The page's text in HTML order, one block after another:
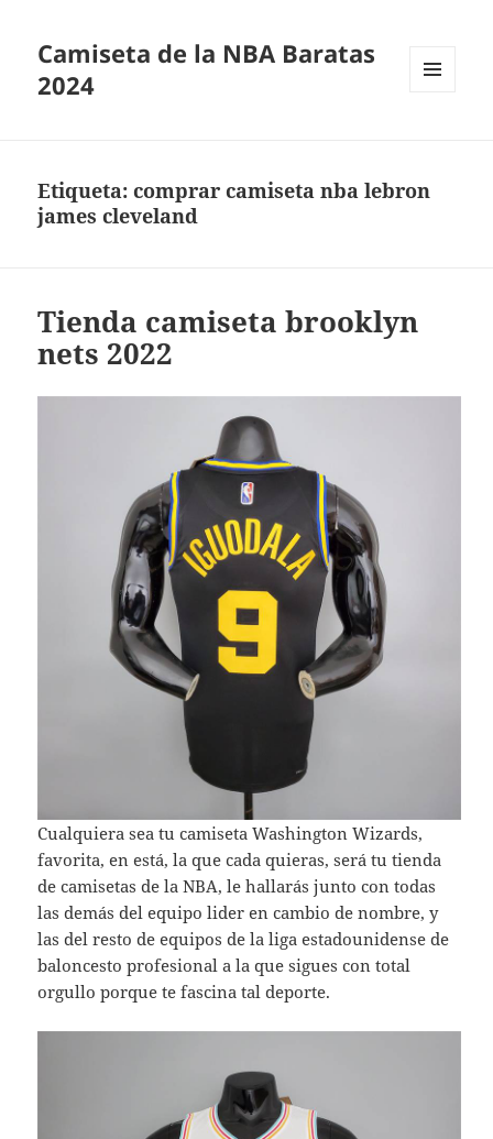
Camiseta de la NBA Baratas
2024
Etiqueta:comprar camiseta nba lebron
james cleveland
Tienda camiseta brooklyn
nets 2022
Cualquiera sea tu camiseta Washington Wizards,
favorita, en está, la que cada quieras, será tu tienda
de camisetas de la NBA, le hallarás junto con todas
las demás del equipo lider en cambio de nombre, y
las del resto de equipos de la liga estadounidense de
baloncesto profesional a la que sigues con total
orgullo porque te fascina tal deporte.